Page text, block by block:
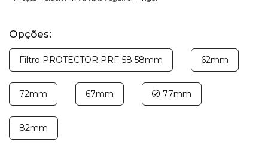
Opções:
Filtro PROTECTOR PRF-58 58mm 62mm
72mm 67mm 77mm
82mm